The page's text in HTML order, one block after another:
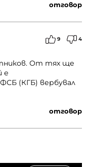
отговор
9 4
От тях ще
е
(КГБ) вербувал
отговор